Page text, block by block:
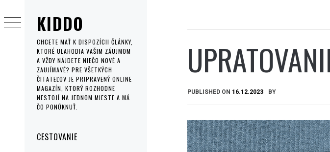
KIDDO
CHCETE MAŤ K DISPOZÍCII ČLÁNKY,
KTORÉ ULAHODIA VAŠIM ZÁUJMOM
A VŽDY NÁJDETE NIEČO NOVÉ A
ZAUJÍMAVÉ? PRE VŠETKÝCH
ČITATEĽOV JE PRIPRAVENÝ ONLINE
MAGAZÍN, KTORÝ ROZHODNE
NESTOJÍ NA JEDNOM MIESTE A MÁ
ČO PONÚKNUŤ.
MenuCESTOVANIE
to
content
PUBLISHED ON 16.12.2023 BY